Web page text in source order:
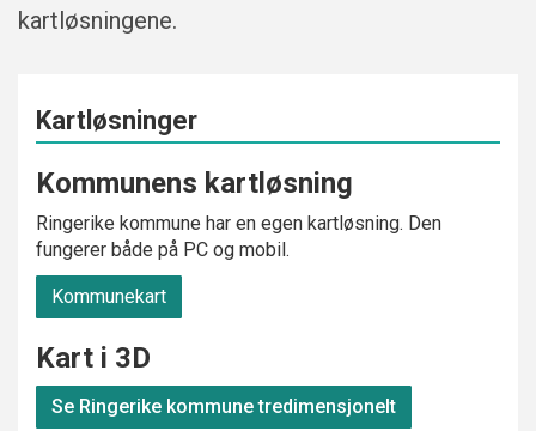
kartløsningene.
Kartløsninger
Kommunens kartløsning
Ringerike kommune har en egen kartløsning. Den
fungerer både på PC og mobil.
Kommunekart
Kart i 3D
Se Ringerike kommune tredimensjonelt